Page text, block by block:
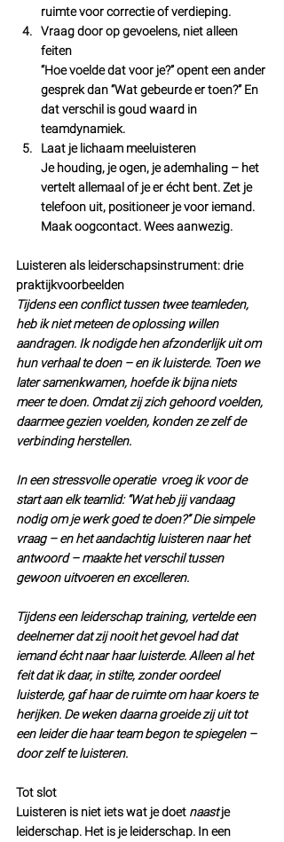
ruimte voor correctie of verdieping.
Vraag door op gevoelens, niet alleen
feiten
“Hoe voelde dat voor je?” opent een ander
gesprek dan “Wat gebeurde er toen?” En
dat verschil is goud waard in
teamdynamiek.
Laat je lichaam meeluisteren
Je houding, je ogen, je ademhaling – het
vertelt allemaal of je er écht bent. Zet je
telefoon uit, positioneer je voor iemand.
Maak oogcontact. Wees aanwezig.
Luisteren als leiderschapsinstrument: drie
praktijkvoorbeelden
Tijdens een conflict tussen twee teamleden,
heb ik niet meteen de oplossing willen
aandragen. Ik nodigde hen afzonderlijk uit om
hun verhaal te doen – en ik luisterde. Toen we
later samenkwamen, hoefde ik bijna niets
meer te doen. Omdat zij zich gehoord voelden,
daarmee gezien voelden, konden ze zelf de
verbinding herstellen.
In een stressvolle operatie vroeg ik voor de
start aan elk teamlid: “Wat heb jij vandaag
nodig om je werk goed te doen?” Die simpele
vraag – en het aandachtig luisteren naar het
antwoord – maakte het verschil tussen
gewoon uitvoeren en excelleren.
Tijdens een leiderschap training, vertelde een
deelnemer dat zij nooit het gevoel had dat
iemand écht naar haar luisterde. Alleen al het
feit dat ik daar, in stilte, zonder oordeel
luisterde, gaf haar de ruimte om haar koers te
herijken. De weken daarna groeide zij uit tot
een leider die haar team begon te spiegelen –
door zelf te luisteren.
Tot slot
Luisteren is niet iets wat je doet naast je
leiderschap. Het is je leiderschap. In een